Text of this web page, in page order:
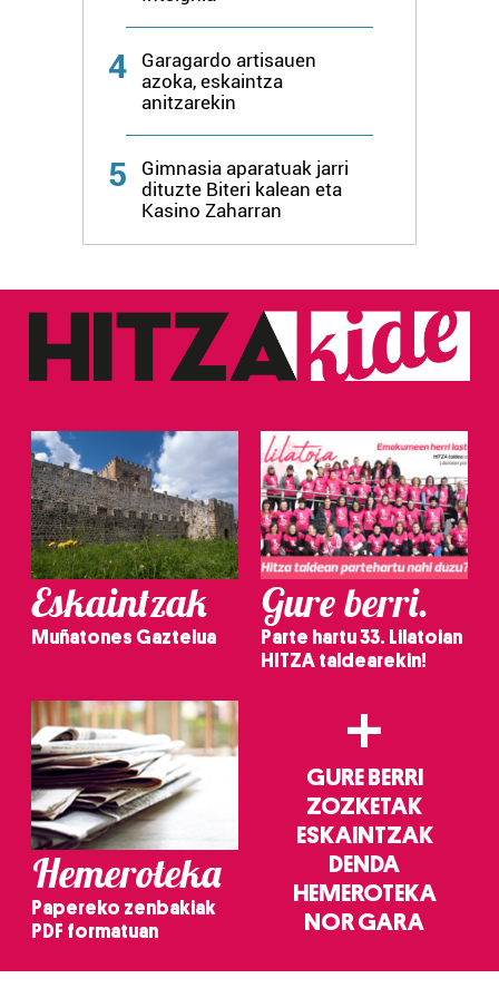
4
Garagardo artisauen
azoka, eskaintza
anitzarekin
5
Gimnasia aparatuak jarri
dituzte Biteri kalean eta
Kasino Zaharran
Eskaintzak
Muñatones Gaztelua
Gure berri.
Parte hartu 33. Lilatoian
HITZA taldearekin!
Hemeroteka
Papereko zenbakiak
PDF formatuan
+
GURE BERRI
ZOZKETAK
ESKAINTZAK
DENDA
HEMEROTEKA
NOR GARA